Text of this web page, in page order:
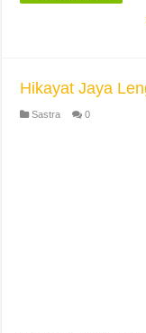
Hikayat Jaya
Sastra 0